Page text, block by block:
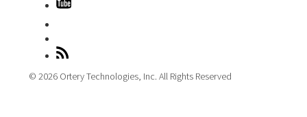
© 2026 Ortery Technologies, Inc. All Rights Reserved